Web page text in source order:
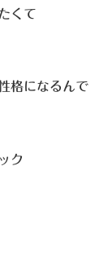
くて
格になるんで
ク